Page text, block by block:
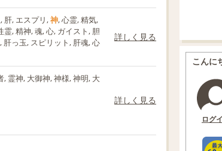
肝, エスプリ,神, 心霊, 精気,
霊, 精神, 魂, 心, ガイスト, 胆
肝っ玉, スピリット, 肝魂, 心
詳しく見る
, 霊神, 大御神, 神様, 神明, 大
詳しく見る
こんに
ログ